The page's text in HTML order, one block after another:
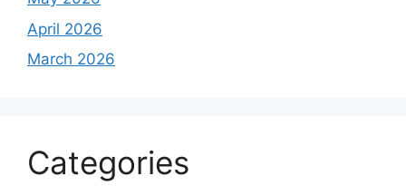
April 2026
March 2026
Categories